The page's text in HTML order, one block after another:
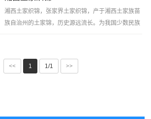
湘西土家织锦，张家界土家织锦，产于湘西土家族苗
族自治州的土家锦，历史源远流长。为我国少数民族
<< 1 1/1 >>